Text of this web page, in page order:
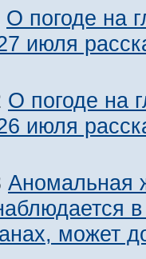
О погоде на
июля
О погоде на
июля
Аномальная
может